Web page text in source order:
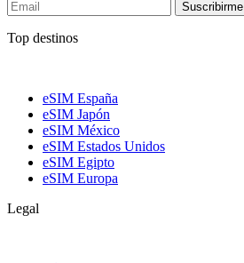
Suscribirme
Top destinos
eSIM España
eSIM Japón
eSIM México
eSIM Estados Unidos
eSIM Egipto
eSIM Europa
Legal